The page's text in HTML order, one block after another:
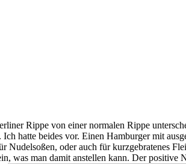
Rippe von einer normalen Rippe
hatte beides vor. Einen Hamburger mit
oder auch für kurzgebratenes
was man damit anstellen kann. Der